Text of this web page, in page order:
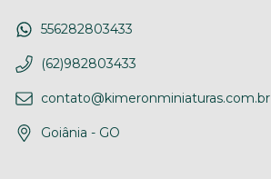
556282803433
(62)982803433
contato@kimeronminiaturas.com.br
Goiânia - GO